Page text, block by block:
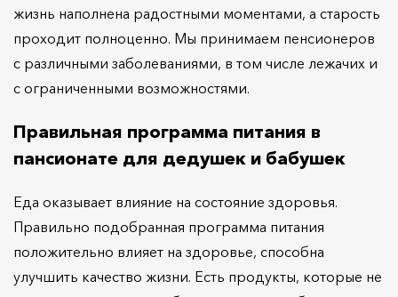
жизнь наполнена радостными моментами, а старость
проходит полноценно. Мы принимаем пенсионеров
с различными заболеваниями, в том числе лежачих и
с ограниченными возможностями.
Правильная программа питания в
пансионате для дедушек и бабушек
Еда оказывает влияние на состояние здоровья.
Правильно подобранная программа питания
положительно влияет на здоровье, способна
улучшить качество жизни. Есть продукты, которые не